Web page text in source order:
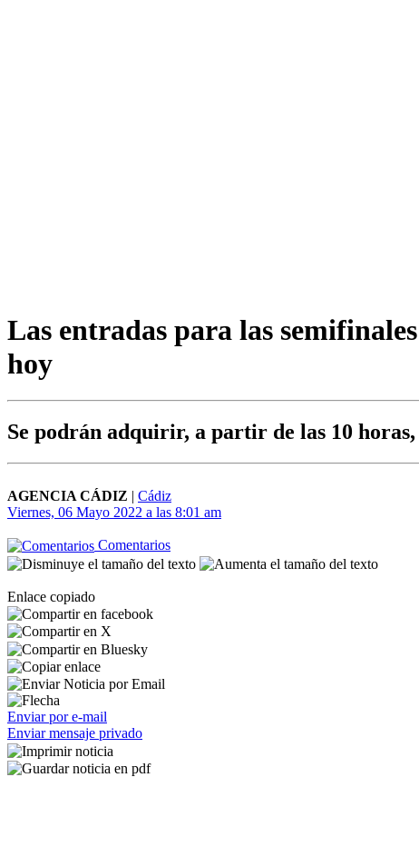
Las entradas para las
hoy
Se podrán adquirir, a partir de las 10
AGENCIA CÁDIZ | Cádiz
Viernes, 06 Mayo 2022 a las 8:01 am
Comentarios
Enlace copiado
Enviar por e-mail
Enviar mensaje privado